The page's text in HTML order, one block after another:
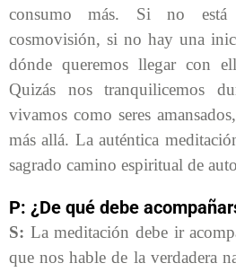
consumo más. Si no está
cosmovisión, si no hay una
dónde queremos llegar con
Quizás nos tranquilicemos
vivamos como seres
más allá. La auténtica
sagrado camino espiritual de
P: ¿De qué debe
S: La meditación debe ir
que nos hable de la verdadera